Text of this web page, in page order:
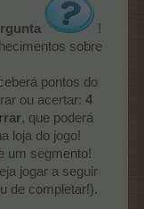
!
sobre
pontos do
ou acertar: 4
, que poderá
loja do jogo!
um segmento!
jogar a seguir
de completar!).